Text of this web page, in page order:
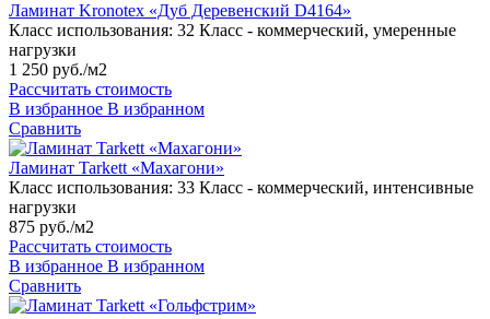
Ламинат Kronotex «Дуб Деревенский D4164»
Класс использования: 32 Класс - коммерческий, умеренные
нагрузки
1 250 руб./м2
Рассчитать стоимость
В избранное В избранном
Сравнить
Ламинат Tarkett «Махагони»
Класс использования: 33 Класс - коммерческий, интенсивные
нагрузки
875 руб./м2
Рассчитать стоимость
В избранное В избранном
Сравнить